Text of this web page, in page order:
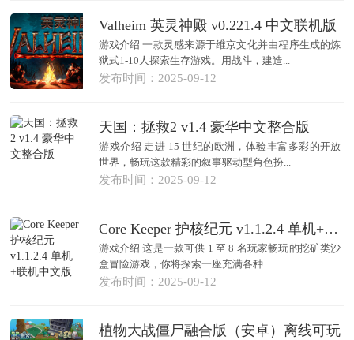
Valheim 英灵神殿 v0.221.4 中文联机版
游戏介绍 一款灵感来源于维京文化并由程序生成的炼
狱式1-10人探索生存游戏。用战斗，建造...
发布时间：2025-09-12
天国：拯救2 v1.4 豪华中文整合版
游戏介绍 走进 15 世纪的欧洲，体验丰富多彩的开放
世界，畅玩这款精彩的叙事驱动型角色扮...
发布时间：2025-09-12
Core Keeper 护核纪元 v1.1.2.4 单机+联机中文版
游戏介绍 这是一款可供 1 至 8 名玩家畅玩的挖矿类沙
盒冒险游戏，你将探索一座充满各种...
发布时间：2025-09-12
植物大战僵尸融合版（安卓）离线可玩